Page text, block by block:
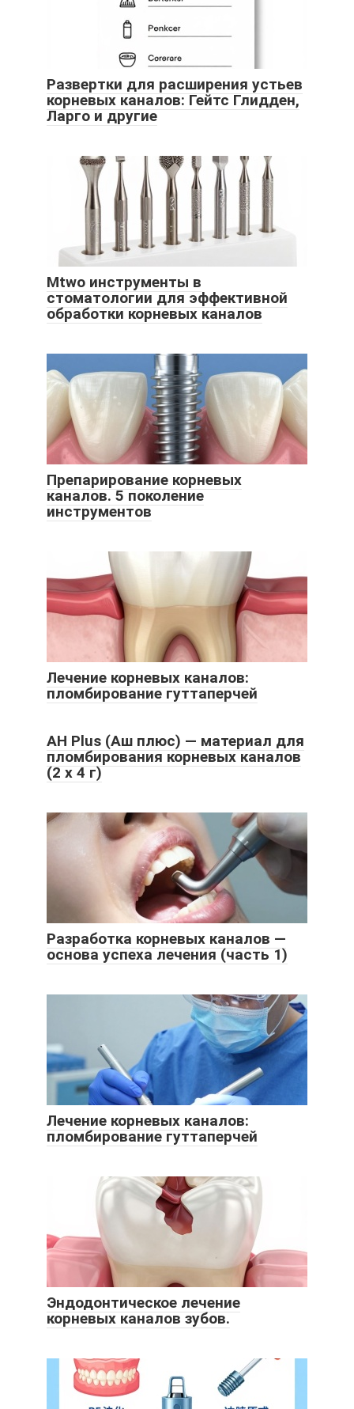
Развертки для расширения устьев
корневых каналов: Гейтс Глидден,
Ларго и другие
Mtwo инструменты в
стоматологии для эффективной
обработки корневых каналов
Препарирование корневых
каналов. 5 поколение
инструментов
Лечение корневых каналов:
пломбирование гуттаперчей
AH Plus (Аш плюс) — материал для
пломбирования корневых каналов
(2 х 4 г)
Разработка корневых каналов —
основа успеха лечения (часть 1)
Лечение корневых каналов:
пломбирование гуттаперчей
Эндодонтическое лечение
корневых каналов зубов.